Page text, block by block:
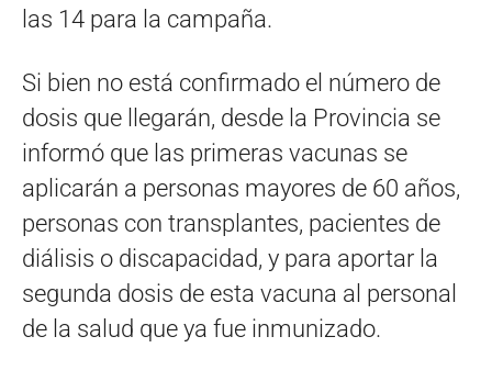
las 14 para la campaña.
Si bien no está confirmado el número de
dosis que llegarán, desde la Provincia se
informó que las primeras vacunas se
aplicarán a personas mayores de 60 años,
personas con transplantes, pacientes de
diálisis o discapacidad, y para aportar la
segunda dosis de esta vacuna al personal
de la salud que ya fue inmunizado.